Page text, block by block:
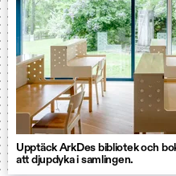
Upptäck ArkDes bibliotek och
att djupdyka i samlingen.